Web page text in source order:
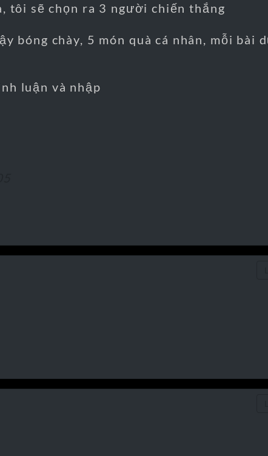
tôi sẽ chọn ra 3 người chiến thắng
bóng chày, 5 món quà cá nhân, mỗi bài
luận và nhập